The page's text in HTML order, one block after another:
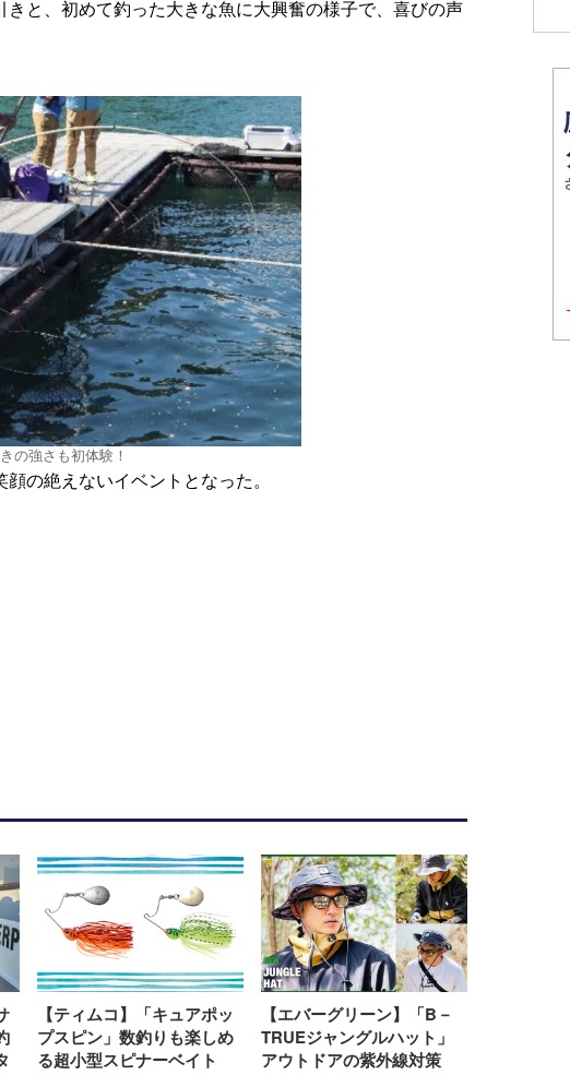
と、初めて釣った大きな魚に大興奮の様子で、喜びの声
の強さも初体験！
の絶えないイベントとなった。
【ティムコ】「キュアポッ
プスピン」数釣りも楽しめ
る超小型スピナーベイト
【エバーグリーン】「B－
TRUEジャングルハット」
アウトドアの紫外線対策